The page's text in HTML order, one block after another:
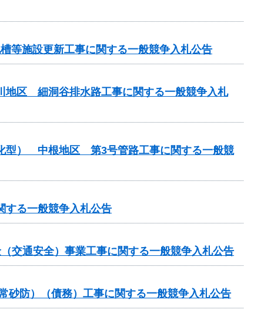
等施設更新工事に関する一般競争入札公告
区 細洞谷排水路工事に関する一般競争入札
型） 中根地区 第3号管路工事に関する一般競
する一般競争入札公告
交通安全）事業工事に関する一般競争入札公告
砂防）（債務）工事に関する一般競争入札公告